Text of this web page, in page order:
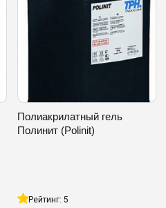
Полиакрилатный гель
Полинит (Polinit)
Рейтинг: 5